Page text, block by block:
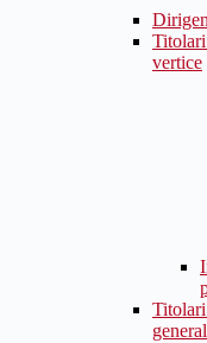
vertice